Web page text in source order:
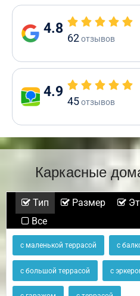
4.8
62отзывов
4.9
45отзывов
Каркасные
Тип Размер
Все
с маленькой террасой с
с большой террасой с